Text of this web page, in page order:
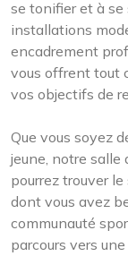
se tonifier et à se
installations
encadrement
vous offrent tout
vos objectifs de
Que vous soyez
jeune, notre salle
pourrez trouver
dont vous avez
communauté
parcours vers